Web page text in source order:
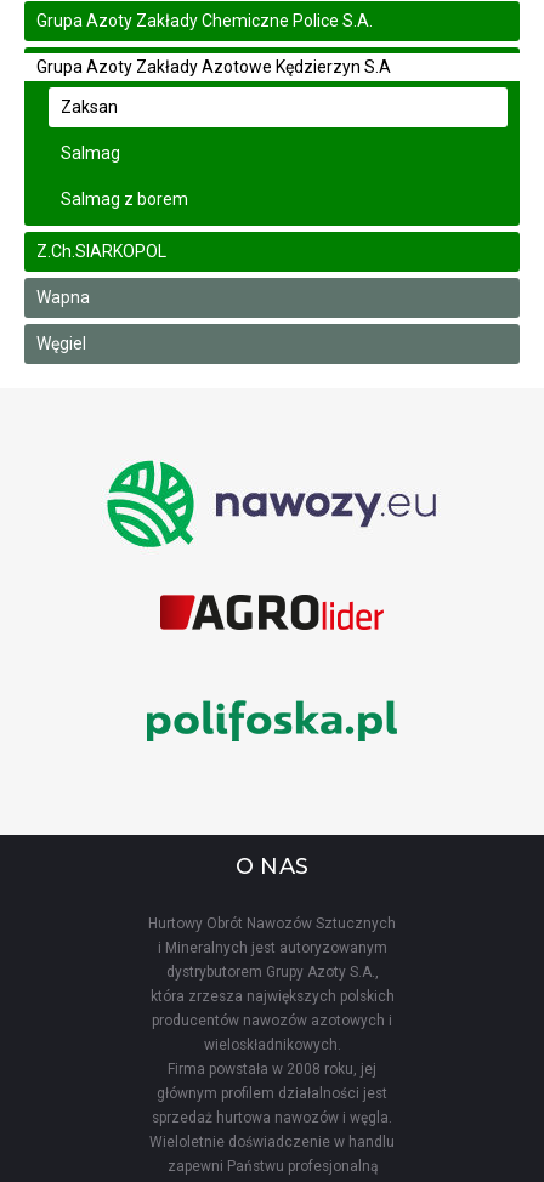
Grupa Azoty Zakłady Chemiczne Police S.A.
Grupa Azoty Zakłady Azotowe Kędzierzyn S.A
Zaksan
Salmag
Salmag z borem
Z.Ch.SIARKOPOL
Wapna
Węgiel
O NAS
Hurtowy Obrót Nawozów Sztucznych
i Mineralnych jest autoryzowanym
dystrybutorem Grupy Azoty S.A.,
która zrzesza największych polskich
producentów nawozów azotowych i
wieloskładnikowych.
Firma powstała w 2008 roku, jej
głównym profilem działalności jest
sprzedaż hurtowa nawozów i węgla.
Wieloletnie doświadczenie w handlu
zapewni Państwu profesjonalną